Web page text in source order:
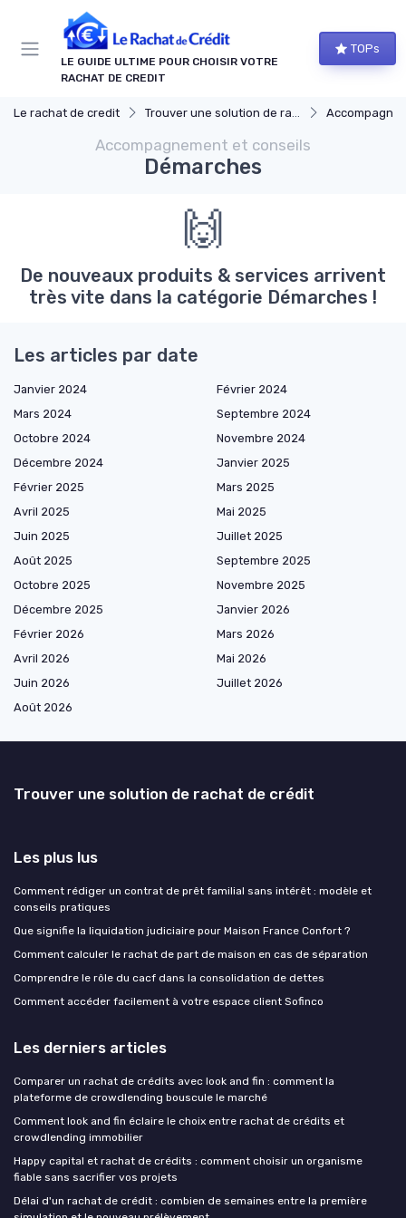
LE GUIDE ULTIME POUR CHOISIR VOTRE
RACHAT DE CREDIT
TOPs
Le rachat de credit Trouver une solution de rachat de crédit
Accompagnement et conseils
Démarches
🙌
De nouveaux produits & services arrivent
très vite dans la catégorie Démarches !
Les articles par date
Janvier 2024
Février 2024
Mars 2024
Septembre 2024
Octobre 2024
Novembre 2024
Décembre 2024
Janvier 2025
Février 2025
Mars 2025
Avril 2025
Mai 2025
Juin 2025
Juillet 2025
Août 2025
Septembre 2025
Octobre 2025
Novembre 2025
Décembre 2025
Janvier 2026
Février 2026
Mars 2026
Avril 2026
Mai 2026
Juin 2026
Juillet 2026
Août 2026
Trouver une solution de rachat de crédit
Les plus lus
Comment rédiger un contrat de prêt familial sans intérêt : modèle et
conseils pratiques
Que signifie la liquidation judiciaire pour Maison France Confort ?
Comment calculer le rachat de part de maison en cas de séparation
Comprendre le rôle du cacf dans la consolidation de dettes
Comment accéder facilement à votre espace client Sofinco
Les derniers articles
Comparer un rachat de crédits avec look and fin : comment la
plateforme de crowdlending bouscule le marché
Comment look and fin éclaire le choix entre rachat de crédits et
crowdlending immobilier
Happy capital et rachat de crédits : comment choisir un organisme
fiable sans sacrifier vos projets
Délai d'un rachat de crédit : combien de semaines entre la première
Panneau de gestion des cookies